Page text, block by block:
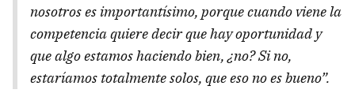
nosotros es importantísimo, porque cuando viene la
competencia quiere decir que hay oportunidad y
que algo estamos haciendo bien, ¿no? Si no,
estaríamos totalmente solos, que eso no es bueno”.